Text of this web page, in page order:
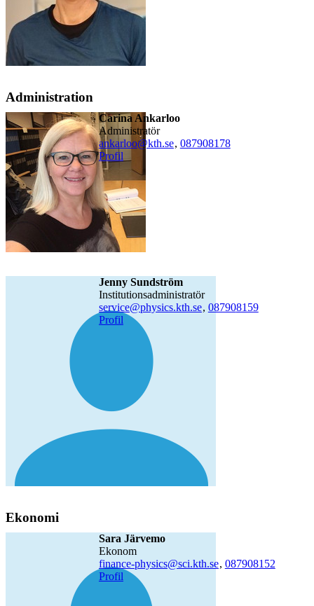
Administration
Carina Ankarloo
administratör
ankarloo@kth.se, 087908178
Profil
Jenny Sundström
institutionsadministratör
service@physics.kth.se, 087908159
Profil
Ekonomi
Sara Järvemo
ekonom
finance-physics@sci.kth.se, 087908152
Profil